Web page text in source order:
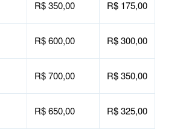
R$ 350,00 R$ 175,00
R$ 600,00 R$ 300,00
R$ 700,00 R$ 350,00
R$ 650,00 R$ 325,00